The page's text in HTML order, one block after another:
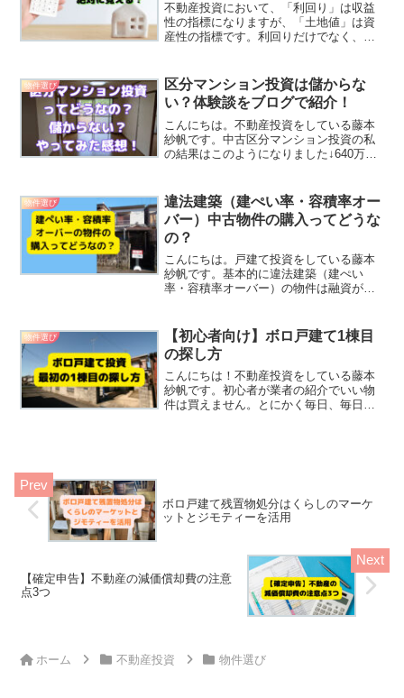
不動産投資において、「利回り」は収益
性の指標になりますが、「土地値」は資
産性の指標です。利回りだけでなく、土
の価格がついています。その目的ごとに
異なる主体（国や自治体な...
物件選び
区分マンション投資は儲からな
い？体験談をブログで紹介！
こんにちは。不動産投資をしている藤本
紗帆です。中古区分マンション投資の私
の結果はこのようになりました↓640万を
6000円で月75,000円もらってる修...
物件選び
違法建築（建ぺい率・容積率オー
バー）中古物件の購入ってどうな
の？
こんにちは。戸建て投資をしている藤本
紗帆です。基本的に違法建築（建ぺい
率・容積率オーバー）の物件は融資が付
は、違法建築（建ぺい率・容積率オーバ
ー）の物件について詳しく解...
物件選び
【初心者向け】ボロ戸建て1棟目
の探し方
こんにちは！不動産投資をしている藤本
紗帆です。初心者が業者の紹介でいい物
件は買えません。とにかく毎日、毎日、
ボロ戸建て残置物処分はくらしのマーケ
ットとジモティーを活用
【確定申告】不動産の減価償却費の注意
点3つ
ホーム 不動産投資 物件選び